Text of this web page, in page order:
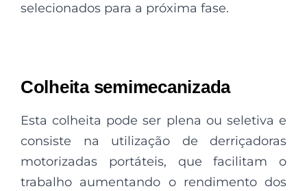
selecionados para a próxima fase.
Colheita semimecanizada
Esta colheita pode ser plena ou seletiva e
consiste na utilização de derriçadoras
motorizadas portáteis, que facilitam o
trabalho aumentando o rendimento dos